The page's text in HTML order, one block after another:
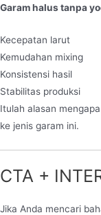
Garam halus tanpa
Kecepatan larut
Kemudahan mixing
Konsistensi hasil
Stabilitas produksi
Itulah alasan
ke jenis garam ini.
CTA +
Jika Anda mencari